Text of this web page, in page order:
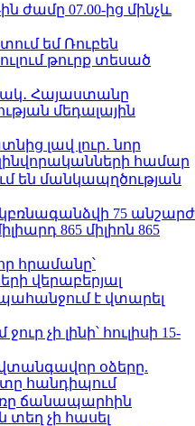
ին ժամը 07.00-ից մինչև
եմ Ռուբեն
թուրք տեսած
Հայաստանը
մեդալային
լավ լուր․ նոր
զինվորականների համար
են մանկապղծության
75 անշարժ
865 միլիոն 865
հրամանը՝
վերաբերյալ
է վտարել
չի լինի՝ հուլիսի 15-
օձերը.
հանդիպում
ճանապարհին
տեղ չի հասել